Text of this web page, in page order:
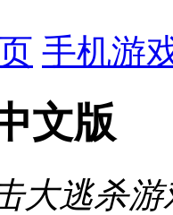
手机游
文版
大逃杀游